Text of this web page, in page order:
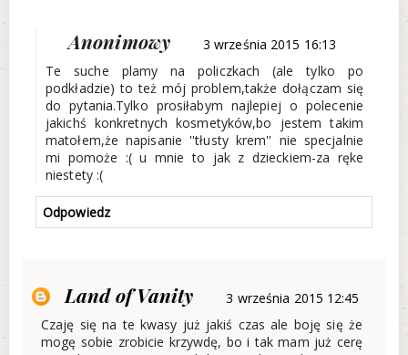
Anonimowy
3 września 2015 16:13
Te suche plamy na policzkach (ale tylko po
podkładzie) to też mój problem,także dołączam się
do pytania.Tylko prosiłabym najlepiej o polecenie
jakichś konkretnych kosmetyków,bo jestem takim
matołem,że napisanie ''tłusty krem'' nie specjalnie
mi pomoże :( u mnie to jak z dzieckiem-za ręke
niestety :(
Odpowiedz
Land of Vanity
3 września 2015 12:45
Czaję się na te kwasy już jakiś czas ale boję się że
mogę sobie zrobicie krzywdę, bo i tak mam już cerę